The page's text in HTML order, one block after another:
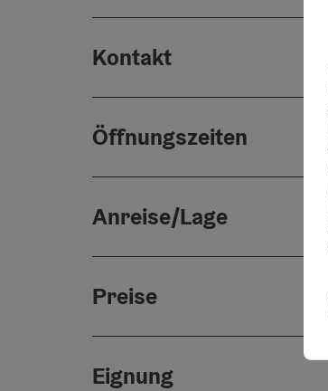
Kontakt
Öffnungszeiten
Anreise/Lage
Preise
Eignung